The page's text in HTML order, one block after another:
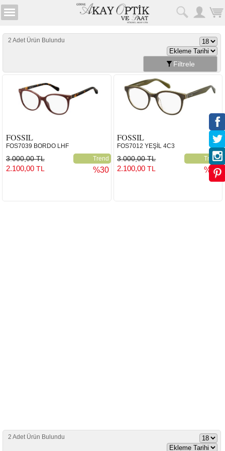
2 Adet Ürün Bulundu
Filtrele
FOSSIL
FOS7039 BORDO LHF
3.000,00 TL Trend
2.100,00 TL %30
FOSSIL
FOS7012 YEŞİL 4C3
3.000,00 TL Trend
2.100,00TL %30
2 Adet Ürün Bulundu